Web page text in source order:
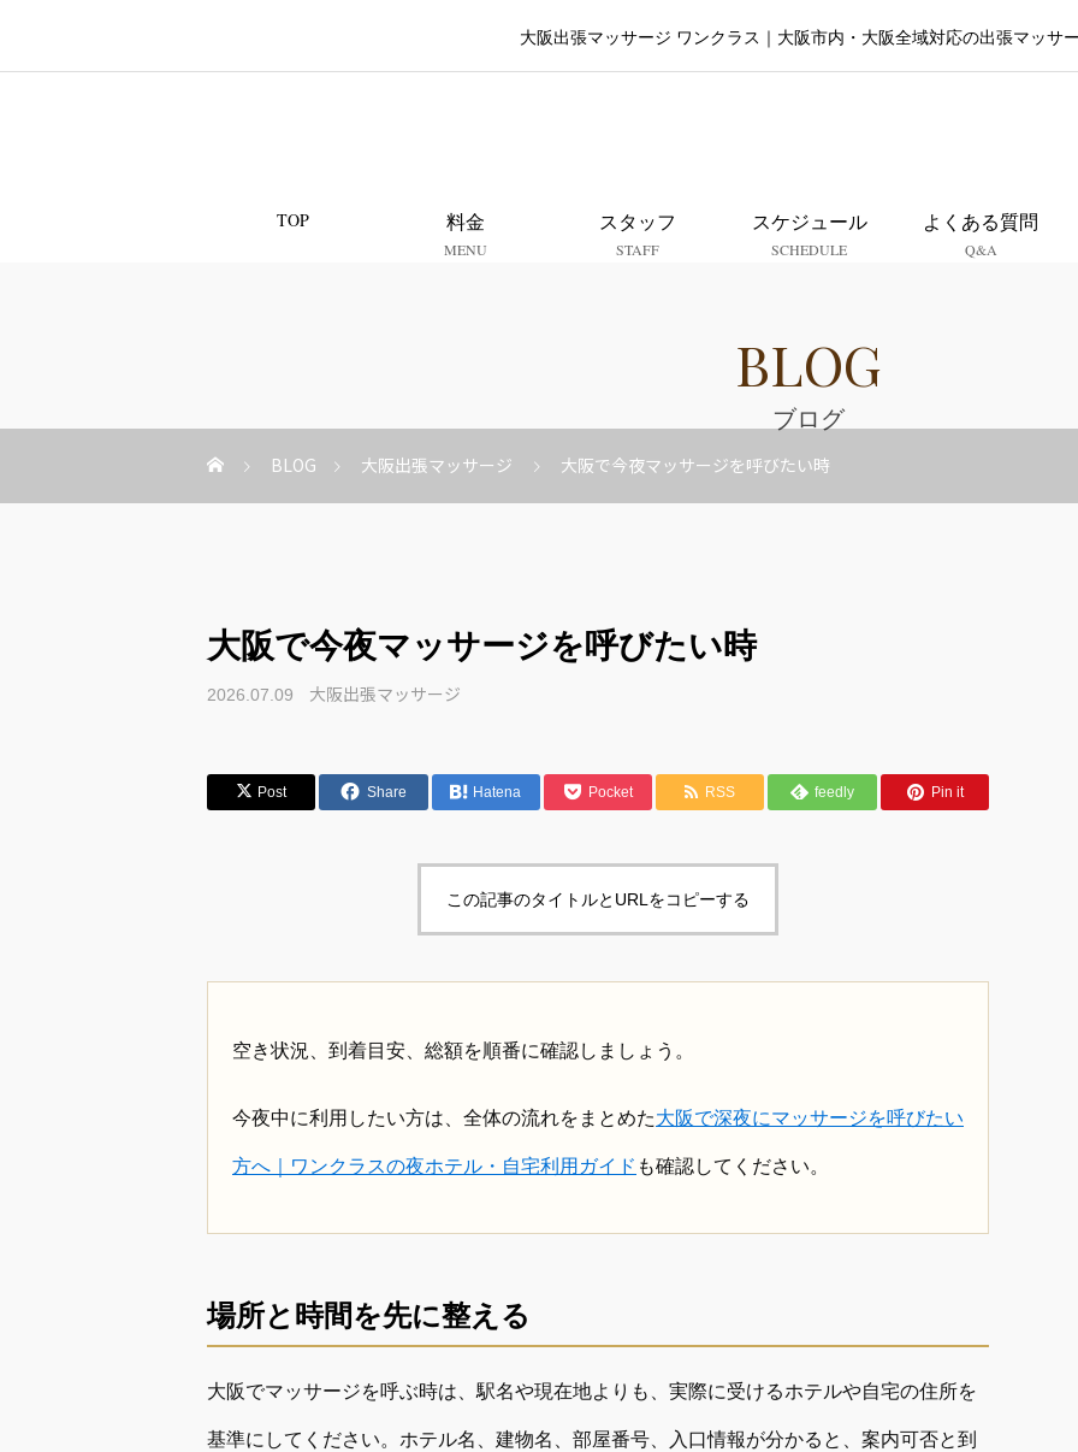
大阪出張マッサージ ワンクラス｜大阪市内・大阪全域対応の出張マッサ
TOP 料金
MENU
スタッフ
STAFF
スケジュール
SCHEDULE
よくある質問
Q&A
BLOG
ブログ
BLOG 大阪出張マッサージ 大阪で今夜マッサージを呼びたい時
大阪で今夜マッサージを呼びたい時
2026.07.09 大阪出張マッサージ
Post Share Hatena Pocket RSS feedly Pin it
この記事のタイトルとURLをコピーする
空き状況、到着目安、総額を順番に確認しましょう。
今夜中に利用したい方は、全体の流れをまとめた大阪で深夜にマッサージを呼びたい
方へ｜ワンクラスの夜ホテル・自宅利用ガイド も確認してください。
場所と時間を先に整える
大阪でマッサージを呼ぶ時は、駅名や現在地よりも、実際に受けるホテルや自宅の住所を
基準にしてください。ホテル名、建物名、部屋番号、入口情報が分かると、案内可否と到